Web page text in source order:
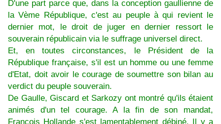
D'une part parce que, dans la conception gaullienne de
la Vème République, c'est au peuple à qui revient le
dernier mot, le droit de juger en dernier ressort le
souverain républicain via le suffrage universel direct.
Et, en toutes circonstances, le Président de la
République française, s'il est un homme ou une femme
d'Etat, doit avoir le courage de soumettre son bilan au
verdict du peuple souverain.
De Gaulle, Giscard et Sarkozy ont montré qu'ils étaient
animés d'un tel courage. A la fin de son mandat,
François Hollande s'est lamentablement débiné. Il y a